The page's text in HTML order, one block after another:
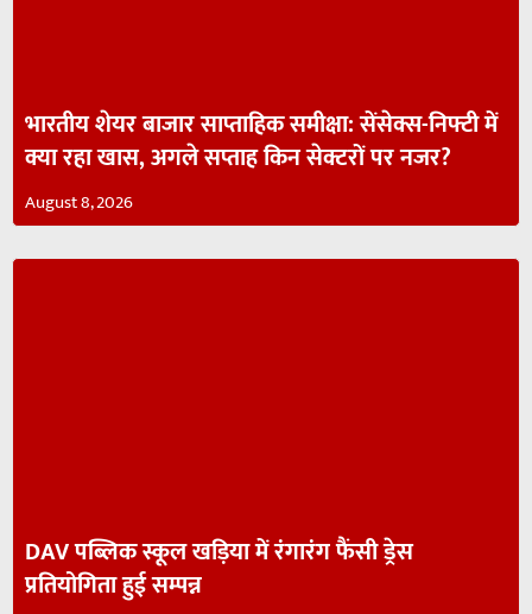
भारतीय शेयर बाजार साप्ताहिक समीक्षा: सेंसेक्स-निफ्टी में
क्या रहा खास, अगले सप्ताह किन सेक्टरों पर नजर?
August 8, 2026
DAV पब्लिक स्कूल खड़िया में रंगारंग फैंसी ड्रेस
प्रतियोगिता हुई सम्पन्न